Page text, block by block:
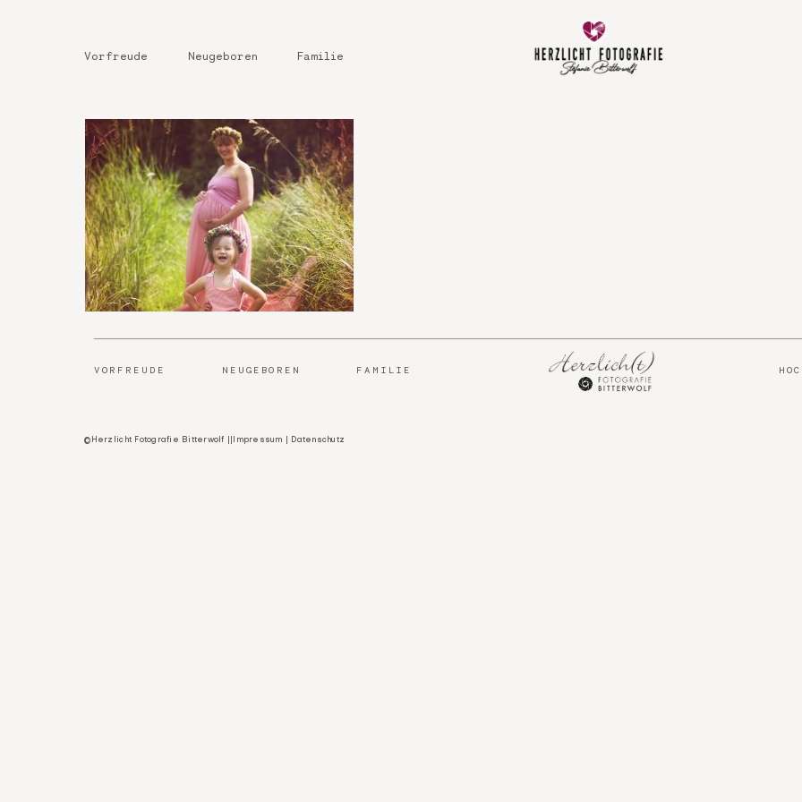
Vorfreude Neugeboren Familie
VORFREUDE NEUGEBOREN FAMILIE
©Herzlicht Fotografie Bitterwolf || Impressum
Datenschutz
Über mich